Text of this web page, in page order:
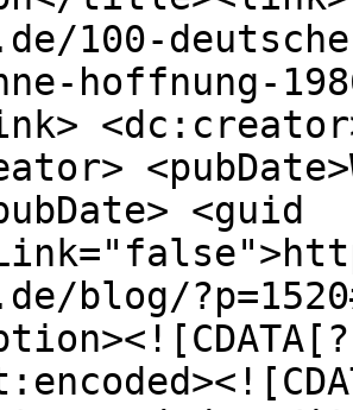
100-
hoffnung-
<guid
blog/